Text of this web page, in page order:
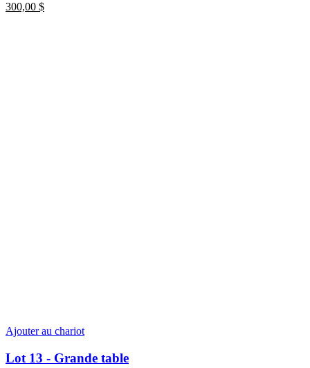
300,00 $
Ajouter au chariot
Lot 13 - Grande table